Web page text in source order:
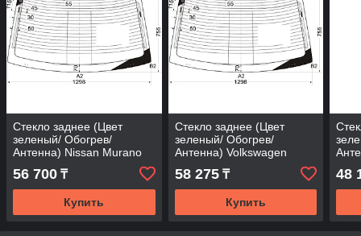
Стекло заднее (Цвет
зеленый/ Обогрев/
Антенна) Nissan Murano
56 700 ₸
Купить
Стекло заднее (Цвет
зеленый/ Обогрев/
Антенна) Volkswagen
Tiguan 16- / Tayron 18-
58 275₸
Купить
48